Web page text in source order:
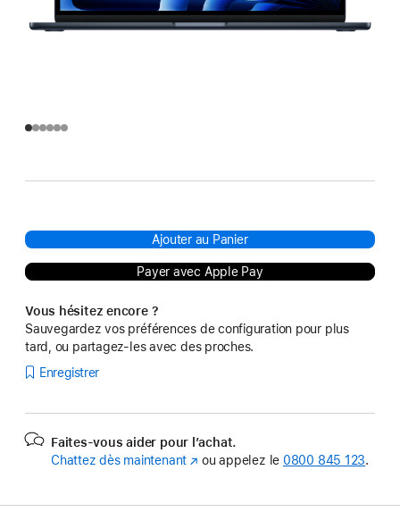
Ajouter au Panier
Payer avec Apple Pay
Vous hésitez encore ?
Sauvegardez vos préférences de configuration pour plus
tard, ou partagez-les avec des proches.
Enregistrer
Faites-vous aider pour l’achat.
Chattez dès maintenant (s’ouvre
ou appelez le 0800 845 123.